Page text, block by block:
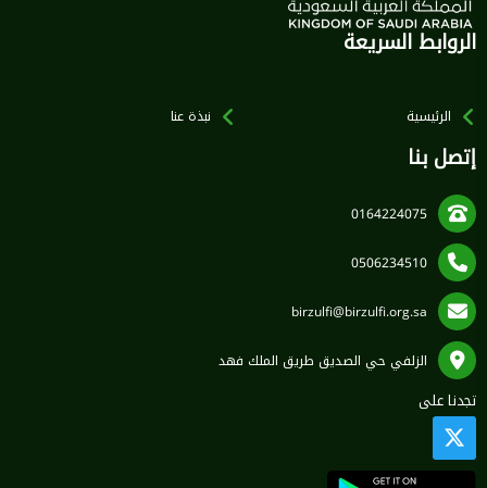
الروابط السريعة
الرئيسية نبذة عنا
إتصل بنا
0164224075
0506234510
birzulfi@birzulfi.org.sa
الزلفي حي الصديق طريق الملك فهد
تجدنا على